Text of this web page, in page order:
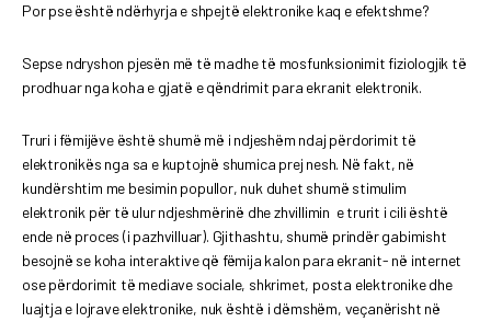
Por pse është ndërhyrja e shpejtë elektronike kaq e efektshme?
Sepse ndryshon pjesën më të madhe të mosfunksionimit fiziologjik të
prodhuar nga koha e gjatë e qëndrimit para ekranit elektronik.
Truri i fëmijëve është shumë më i ndjeshëm ndaj përdorimit të
elektronikës nga sa e kuptojnë shumica prej nesh. Në fakt, në
kundërshtim me besimin popullor, nuk duhet shumë stimulim
elektronik për të ulur ndjeshmërinë dhe zhvillimin e trurit i cili është
ende në proces (i pazhvilluar). Gjithashtu, shumë prindër gabimisht
besojnë se koha interaktive që fëmija kalon para ekranit- në internet
ose përdorimit të mediave sociale, shkrimet, posta elektronike dhe
luajtja e lojrave elektronike, nuk është i dëmshëm, veçanërisht në